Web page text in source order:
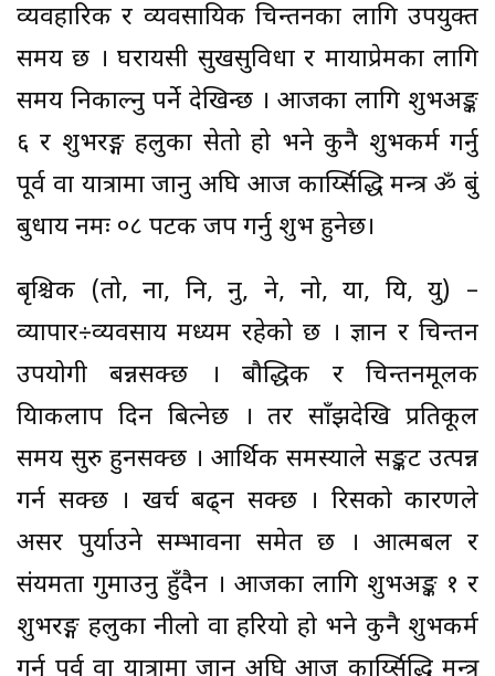
व्यवहारिक र व्यवसायिक चिन्तनका लागि उपयुक्त
समय छ । घरायसी सुखसुविधा र मायाप्रेमका लागि
समय निकाल्नु पर्ने देखिन्छ । आजका लागि शुभअङ्क
६ र शुभरङ्ग हलुका सेतो हो भने कुनै शुभकर्म गर्नु
पूर्व वा यात्रामा जानु अघि आज कार्य्सिद्धि मन्त्र ॐ बुं
बुधाय नमः ०८ पटक जप गर्नु शुभ हुनेछ।
बृश्चिक (तो, ना, नि, नु, ने, नो, या, यि, यु) –
व्यापार÷व्यवसाय मध्यम रहेको छ । ज्ञान र चिन्तन
उपयोगी बन्नसक्छ । बौद्धिक र चिन्तनमूलक
क्रियाकलाप दिन बित्नेछ । तर साँझदेखि प्रतिकूल
समय सुरु हुनसक्छ । आर्थिक समस्याले सङ्कट उत्पन्न
गर्न सक्छ । खर्च बढ्न सक्छ । रिसको कारणले
असर पुर्याउने सम्भावना समेत छ । आत्मबल र
संयमता गुमाउनु हुँदैन । आजका लागि शुभअङ्क १ र
शुभरङ्ग हलुका नीलो वा हरियो हो भने कुनै शुभकर्म
गर्नु पूर्व वा यात्रामा जानु अघि आज कार्य्सिद्धि मन्त्र